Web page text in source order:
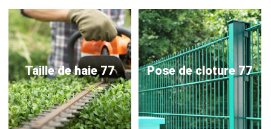
Taille de haie 77 Pose de cloture 77